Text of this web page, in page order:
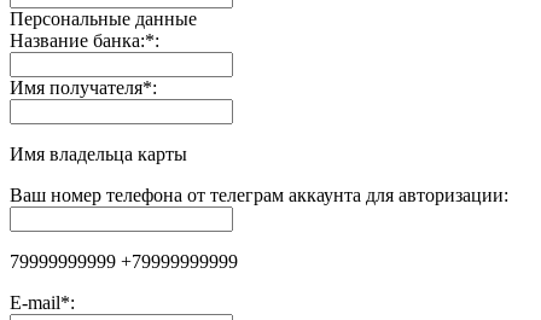
Персональные данные
Название банка:*:
Имя получателя*:
Имя владельца карты
Ваш номер телефона от телеграм аккаунта для авторизации:
79999999999 +79999999999
E-mail*: